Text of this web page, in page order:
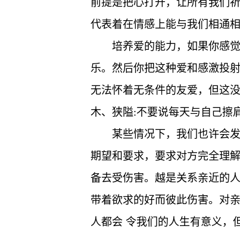
前提是把心打开，让所有我们
代表着在情感上能与我们相通
培养爱的能力，如果你感
乐。然后你把这种爱和感激投
无法怀着无条件的友爱，但这
木、狭隘:不要说每天与自己擦
某些情况下，我们也许会
期望和要求，要求对方完全理
备去受伤害。越是关系亲近的
带着欲求的好而彼此伤害。对
人都会 令我们的人生有意义，